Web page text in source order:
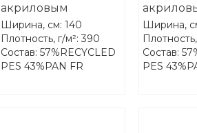
акриловым
покрытием FR-One
Darkness 01-Fossil
Ширина, см: 140
Плотность, г/м²: 390
Состав: 57%RECYCLED
PES 43%PAN FR
Ширина,
Состав:
PES